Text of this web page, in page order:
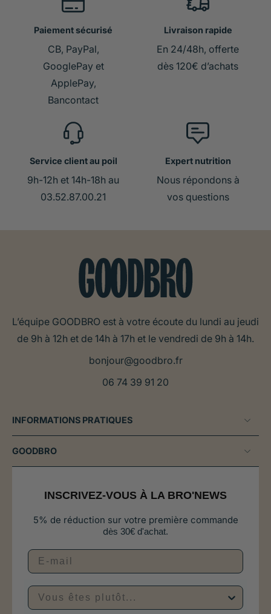
Paiement sécurisé
CB, PayPal,
GooglePay et
ApplePay,
Bancontact
Livraison rapide
En 24/48h, offerte
dès 120€ d’achats
Service client au poil
9h-12h et 14h-18h au
03.52.87.00.21
Expert nutrition
Nous répondons à
vos questions
L’équipe GOODBRO est à votre écoute du lundi au jeudi
de 9h à 12h et de 14h à 17h et le vendredi de 9h à 14h.
bonjour@goodbro.fr
06 74 39 91 20
INFORMATIONS PRATIQUES
GOODBRO
INSCRIVEZ-VOUS À LA BRO'NEWS
5% de réduction sur votre première commande
dès 30€ d'achat.
Vous êtes plutôt...